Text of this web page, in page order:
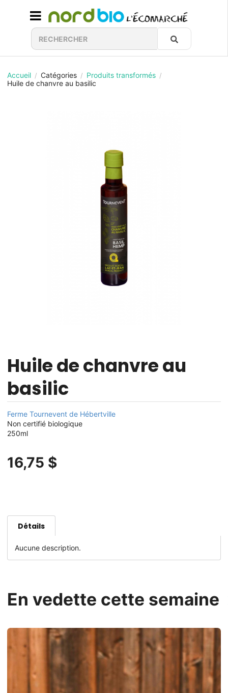
Accueil / Catégories / Produits transformés /
Huile de chanvre au basilic
Huile de chanvre au
basilic
Ferme Tournevent de Hébertville
Non certifié biologique
250ml
16,75 $
Détails
Aucune description.
En vedette cette semaine